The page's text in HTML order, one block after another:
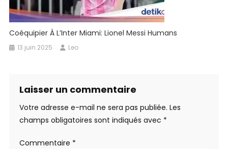
Coéquipier À L’Inter Miami: Lionel Messi Humans
13 juin 2025 Leo
Laisser un commentaire
Votre adresse e-mail ne sera pas publiée. Les
champs obligatoires sont indiqués avec *
Commentaire *